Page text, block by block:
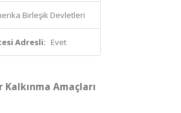
Birleşik Devletleri
Adresli: Evet
Amaçları